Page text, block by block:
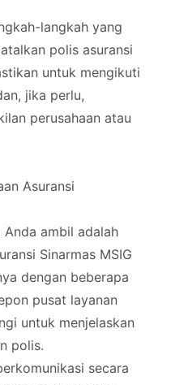
langkah yang
polis asuransi
untuk mengikuti
jika perlu,
perusahaan atau
Asuransi
ambil adalah
Sinarmas MSIG
dengan beberapa
pusat layanan
untuk menjelaskan
polis.
secara